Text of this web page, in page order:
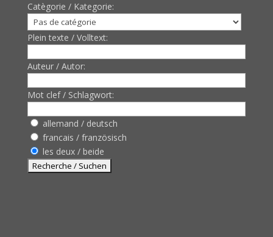
Catègorie / Kategorie:
Plein texte / Volltext:
Auteur / Autor:
Mot clef / Schlagwort:
allemand / deutsch
francais / französisch
les deux / beide